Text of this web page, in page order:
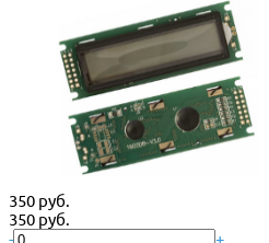
350 руб.
350 руб.
-
+